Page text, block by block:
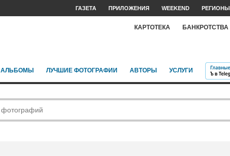
ГАЗЕТА ПРИЛОЖЕНИЯ WEEKEND РЕГИОНЫ
КАРТОТЕКА БАНКРОТСТВА
АЛЬБОМЫ ЛУЧШИЕ ФОТОГРАФИИ АВТОРЫ УСЛУГИ